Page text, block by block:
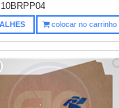
10BRPP04
colocar no carrinho